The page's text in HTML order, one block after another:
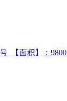
【面积】： 9800